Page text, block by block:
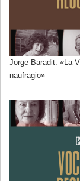
Jorge Baradit: «La
naufragio»